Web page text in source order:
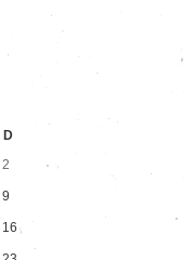
D
2
9
16